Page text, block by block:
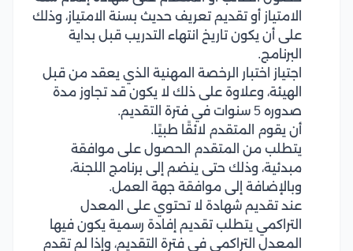
الامتياز أو تقديم تعريف حديث بسنة الامتياز، وذلك
على أن يكون تاريخ انتهاء التدريب قبل بداية
البرنامج.
اجتياز اختبار الرخصة المهنية الذي يعقد من قبل
الهيئة، وعلاوة على ذلك لا يكون قد تجاوز مدة
صدوره 5 سنوات في فترة التقديم.
أن يقوم المتقدم لائقًا طبيًا.
يتطلب من المتقدم الحصول على موافقة
مبدئية، وذلك حتى ينضم إلى برنامج اللجنة،
وبالإضافة إلى موافقة جهة العمل.
عند تقديم شهادة لا تحتوي على المعدل
التراكمي يتطلب تقديم إفادة رسمية يكون فيها
المعدل التراكمي في فترة التقديم، وإذا لم تقدم